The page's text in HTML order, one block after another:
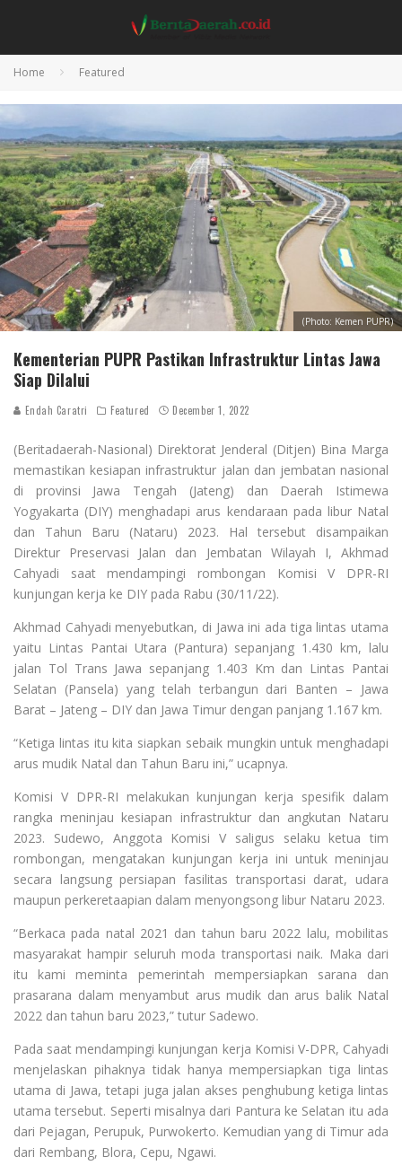
Home Featured
(Photo: Kemen PUPR)
Kementerian PUPR Pastikan Infrastruktur Lintas Jawa
Siap Dilalui
Endah Caratri Featured December 1, 2022
(Beritadaerah-Nasional) Direktorat Jenderal (Ditjen) Bina Marga
memastikan kesiapan infrastruktur jalan dan jembatan nasional
di provinsi Jawa Tengah (Jateng) dan Daerah Istimewa
Yogyakarta (DIY) menghadapi arus kendaraan pada libur Natal
dan Tahun Baru (Nataru) 2023. Hal tersebut disampaikan
Direktur Preservasi Jalan dan Jembatan Wilayah I, Akhmad
Cahyadi saat mendampingi rombongan Komisi V DPR-RI
kunjungan kerja ke DIY pada Rabu (30/11/22).
Akhmad Cahyadi menyebutkan, di Jawa ini ada tiga lintas utama
yaitu Lintas Pantai Utara (Pantura) sepanjang 1.430 km, lalu
jalan Tol Trans Jawa sepanjang 1.403 Km dan Lintas Pantai
Selatan (Pansela) yang telah terbangun dari Banten – Jawa
Barat – Jateng – DIY dan Jawa Timur dengan panjang 1.167 km.
“Ketiga lintas itu kita siapkan sebaik mungkin untuk menghadapi
arus mudik Natal dan Tahun Baru ini,” ucapnya.
Komisi V DPR-RI melakukan kunjungan kerja spesifik dalam
rangka meninjau kesiapan infrastruktur dan angkutan Nataru
2023. Sudewo, Anggota Komisi V saligus selaku ketua tim
rombongan, mengatakan kunjungan kerja ini untuk meninjau
secara langsung persiapan fasilitas transportasi darat, udara
maupun perkeretaapian dalam menyongsong libur Nataru 2023.
“Berkaca pada natal 2021 dan tahun baru 2022 lalu, mobilitas
masyarakat hampir seluruh moda transportasi naik. Maka dari
itu kami meminta pemerintah mempersiapkan sarana dan
prasarana dalam menyambut arus mudik dan arus balik Natal
2022 dan tahun baru 2023,” tutur Sadewo.
Pada saat mendampingi kunjungan kerja Komisi V-DPR, Cahyadi
menjelaskan pihaknya tidak hanya mempersiapkan tiga lintas
utama di Jawa, tetapi juga jalan akses penghubung ketiga lintas
utama tersebut. Seperti misalnya dari Pantura ke Selatan itu ada
dari Pejagan, Perupuk, Purwokerto. Kemudian yang di Timur ada
dari Rembang, Blora, Cepu, Ngawi.